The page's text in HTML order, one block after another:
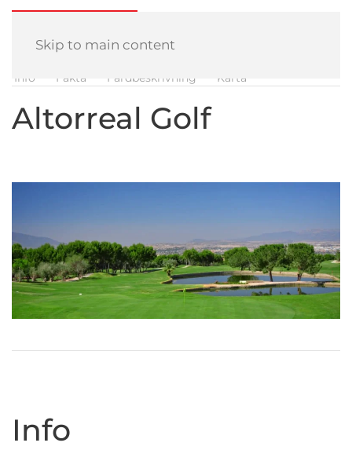
Skip to main content
Info Fakta Färdbeskrivning Karta
Altorreal Golf
Info